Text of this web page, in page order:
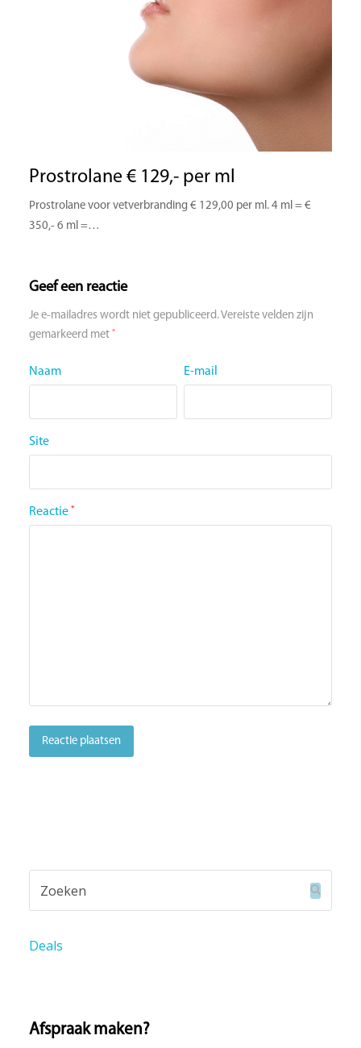
Prostrolane € 129,- per ml
Prostrolane voor vetverbranding € 129,00 per ml. 4 ml = €
350,- 6 ml =…
Geef een reactie
Je e-mailadres wordt niet gepubliceerd.Vereiste velden zijn
gemarkeerd met *
Naam E-mail
Site
Reactie *
Deals
Afspraak maken?